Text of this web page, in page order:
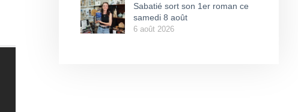
Sabatié sort son 1er roman ce
samedi 8 août
6 août 2026